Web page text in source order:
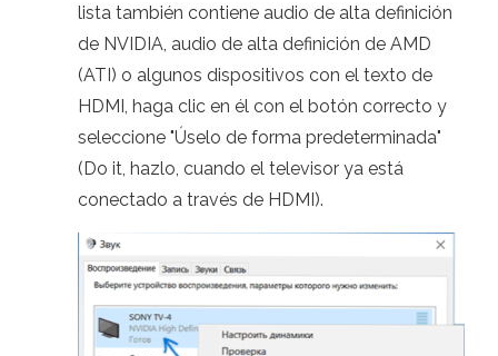
lista también contiene audio de alta definición
de NVIDIA, audio de alta definición de AMD
(ATI) o algunos dispositivos con el texto de
HDMI, haga clic en él con el botón correcto y
seleccione "Úselo de forma predeterminada"
(Do it, hazlo, cuando el televisor ya está
conectado a través de HDMI).